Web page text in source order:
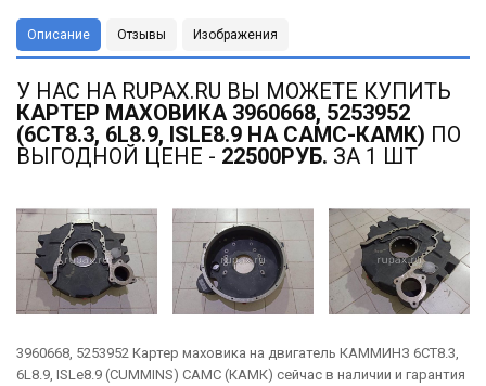
Описание Отзывы Изображения
У НАС НА RUPAX.RU ВЫ МОЖЕТЕ КУПИТЬ
КАРТЕР МАХОВИКА 3960668, 5253952
(6CT8.3, 6L8.9, ISLE8.9 НА CAMC-КАМК) ПО
ВЫГОДНОЙ ЦЕНЕ - 22500РУБ. ЗА 1 ШТ
3960668, 5253952 Картер маховика на двигатель КАММИНЗ 6CT8.3,
6L8.9, ISLe8.9 (CUMMINS) CAMC (КАМК) сейчас в наличии и гарантия